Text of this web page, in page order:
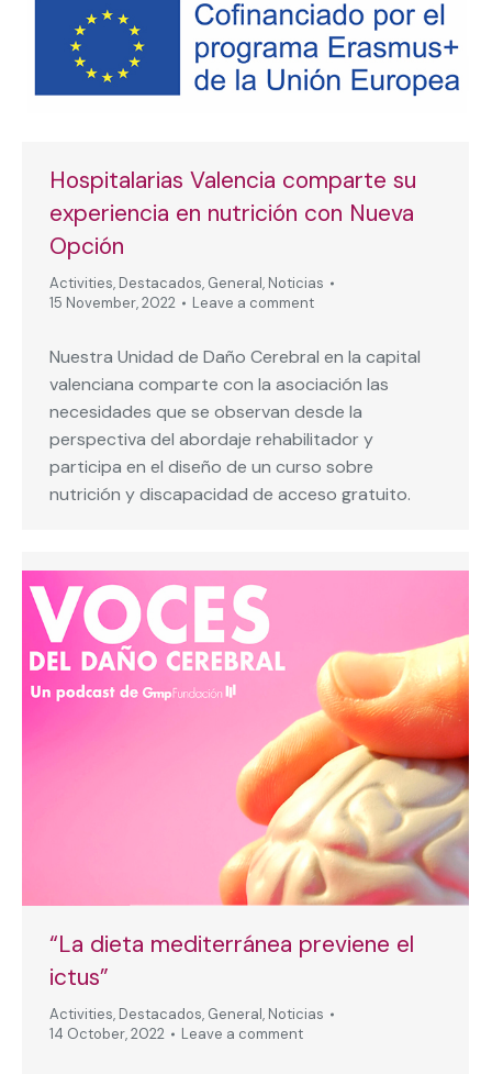
Hospitalarias Valencia comparte su
experiencia en nutrición con Nueva
Opción
Activities, Destacados, General, Noticias
15 November, 2022
Leave a comment
Nuestra Unidad de Daño Cerebral en la capital
valenciana comparte con la asociación las
necesidades que se observan desde la
perspectiva del abordaje rehabilitador y
participa en el diseño de un curso sobre
nutrición y discapacidad de acceso gratuito.
“La dieta mediterránea previene el
ictus”
Activities, Destacados, General, Noticias
14 October, 2022
Leave a comment